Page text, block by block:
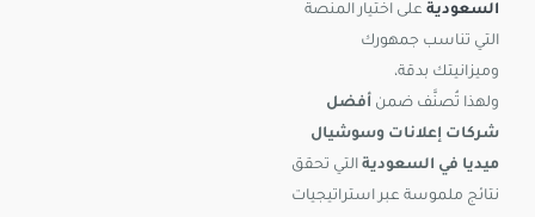
السعودية على اختيار المنصة
التي تناسب جمهورك
وميزانيتك بدقة،
ولهذا تُصنَّف ضمن أفضل
شركات إعلانات وسوشيال
ميديا في السعودية التي تحقق
نتائج ملموسة عبر استراتيجيات